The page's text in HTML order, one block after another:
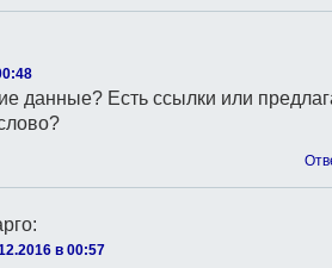
данные? Есть ссылки или
:
в 00:57